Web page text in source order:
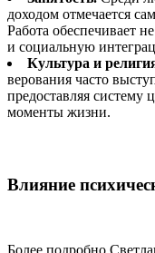
доходом отмечается
Работа обеспечивает
и социальную
Культура и
верования часто
предоставляя систему
моменты жизни.
Влияние